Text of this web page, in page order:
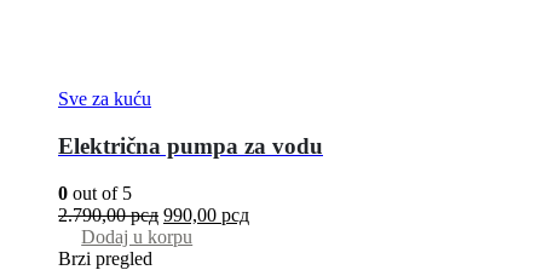
Sve za kuću
Električna pumpa za vodu
0 out of 5
2.790,00рсд 990,00 рсд
Dodaj u korpu
Brzi pregled